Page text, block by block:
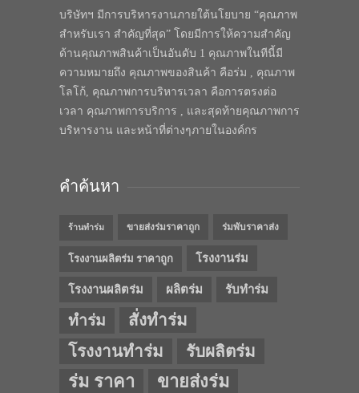
บริษัทฯ มีการบริหารงานภายใต้นโยบาย “คุณภาพ
สำหรับเรา สำคัญที่สุด” โดยมีการให้ความสำคัญ
ด้านคุณภาพสินค้าเป็นอันดับ 1 คุณภาพในทีนี้มี
ความหมายถึง คุณภาพของสินค้า คือร่ม , คุณภาพ
โลโก้, คุณภาพการบริหารเวลา คือการตรงต่อ
เวลา คุณภาพการบริการ , และสุดท้ายคุณภาพการ
บริหารงาน และหน้าที่ต่างๆภายในองค์กร
คำค้นหา
ร้านทำร่ม ขายส่งร่มราคาถูก ร่มพับราคาส่ง
โรงงานผลิตร่ม ราคาถูก โรงงานร่ม
โรงงานผลิตร่ม ผลิตร่ม รับทำร่ม
ทำร่ม
สั่งทำร่ม
โรงงานทำร่ม
รับผลิตร่ม
ร่ม ราคา ขายส่งร่ม